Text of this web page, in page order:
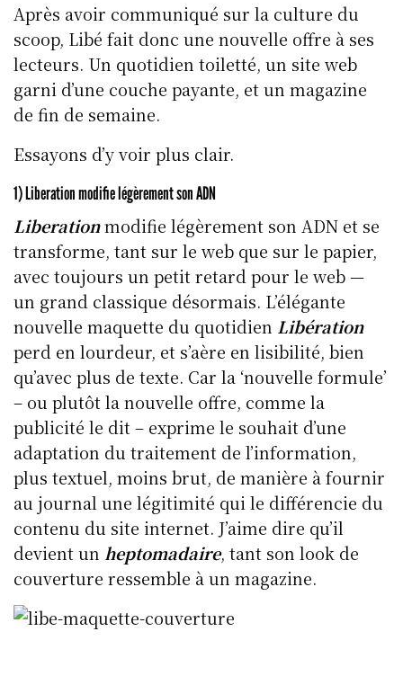
Après avoir communiqué sur la culture du
scoop, Libé fait donc une nouvelle offre à ses
lecteurs. Un quotidien toiletté, un site web
garni d’une couche payante, et un magazine
de fin de semaine.
Essayons d’y voir plus clair.
1) Liberation modifie légèrement son ADN
Liberationmodifie légèrement son ADN et se
transforme, tant sur le web que sur le papier,
avec toujours un petit retard pour le web —
un grand classique désormais. L’élégante
nouvelle maquette du quotidien Libération
perd en lourdeur, et s’aère en lisibilité, bien
qu’avec plus de texte. Car la ‘nouvelle formule’
– ou plutôt la nouvelle offre, comme la
publicité le dit – exprime le souhait d’une
adaptation du traitement de l’information,
plus textuel, moins brut, de manière à fournir
au journal une légitimité qui le différencie du
contenu du site internet. J’aime dire qu’il
devient un heptomadaire, tant son look de
couverture ressemble à un magazine.